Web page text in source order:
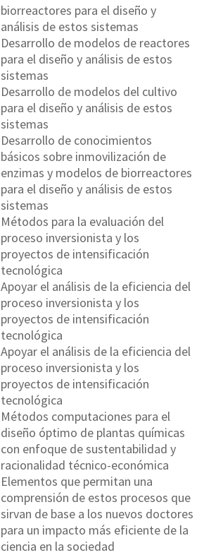
biorreactores para el diseño y
análisis de estos sistemas
Desarrollo de modelos de reactores
para el diseño y análisis de estos
sistemas
Desarrollo de modelos del cultivo
para el diseño y análisis de estos
sistemas
Desarrollo de conocimientos
básicos sobre inmovilización de
enzimas y modelos de biorreactores
para el diseño y análisis de estos
sistemas
Métodos para la evaluación del
proceso inversionista y los
proyectos de intensificación
tecnológica
Apoyar el análisis de la eficiencia del
proceso inversionista y los
proyectos de intensificación
tecnológica
Apoyar el análisis de la eficiencia del
proceso inversionista y los
proyectos de intensificación
tecnológica
Métodos computaciones para el
diseño óptimo de plantas químicas
con enfoque de sustentabilidad y
racionalidad técnico-económica
Elementos que permitan una
comprensión de estos procesos que
sirvan de base a los nuevos doctores
para un impacto más eficiente de la
ciencia en la sociedad